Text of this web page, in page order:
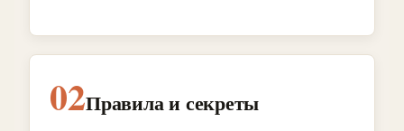
02Правила и секреты